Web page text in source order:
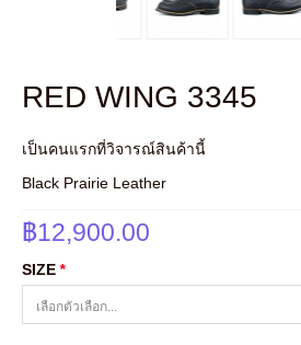
RED WING 3345
เป็นคนแรกที่วิจารณ์สินค้านี้
Black Prairie Leather
฿12,900.00
*
SIZE